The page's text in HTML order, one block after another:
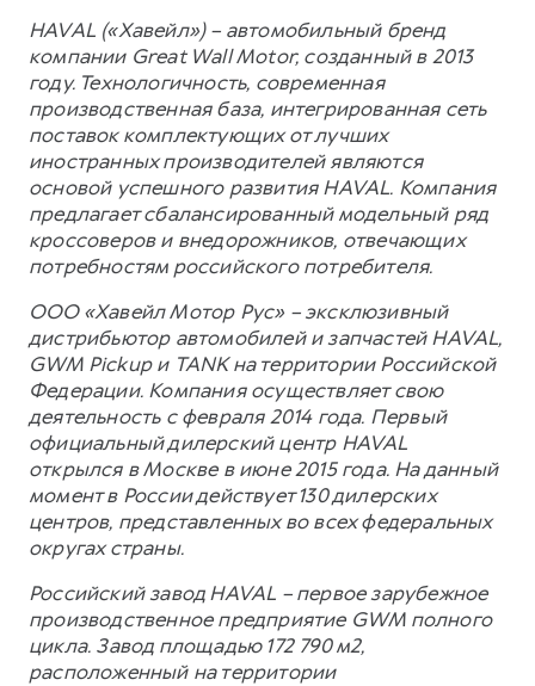
HAVAL («Хавейл») – автомобильный бренд
компании Great Wall Motor, созданный в 2013
году. Технологичность, современная
производственная база, интегрированная сеть
поставок комплектующих от лучших
иностранных производителей являются
основой успешного развития HAVAL. Компания
предлагает сбалансированный модельный ряд
кроссоверов и внедорожников, отвечающих
потребностям российского потребителя.
ООО «Хавейл Мотор Рус» – эксклюзивный
дистрибьютор автомобилей и запчастей HAVAL,
GWM Pickup и TANK на территории Российской
Федерации. Компания осуществляет свою
деятельность с февраля 2014 года. Первый
официальный дилерский центр HAVAL
открылся в Москве в июне 2015 года. На данный
момент в России действует 130 дилерских
центров, представленных во всех федеральных
округах страны.
Российский завод HAVAL – первое зарубежное
производственное предприятие GWM полного
цикла. Завод площадью 172 790 м2,
расположенный на территории